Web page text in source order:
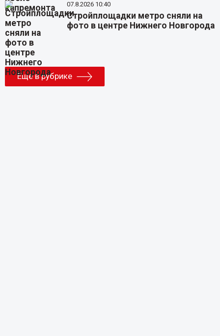
07.8.2026 10:40
Стройплощадки метро сняли на
фото в центре Нижнего Новгорода
Еще в рубрике